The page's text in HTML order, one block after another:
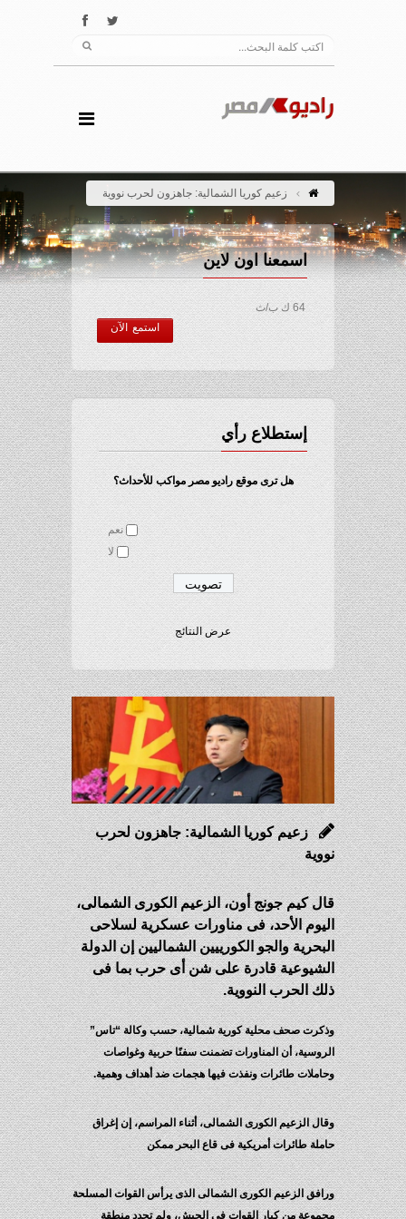
زعيم كوريا الشمالية: جاهزون لحرب نووية
اسمعنا اون لاين
64 ك ب/ث
استمع الآن
إستطلاع رأي
هل ترى موقع راديو مصر مواكب للأحداث؟
نعم
لا
عرض النتائج
زعيم كوريا الشمالية: جاهزون لحرب
نووية
قال كيم جونج أون، الزعيم الكورى الشمالى،
اليوم الأحد، فى مناورات عسكرية لسلاحى
البحرية والجو الكورييين الشماليين إن الدولة
الشيوعية قادرة على شن أى حرب بما فى
ذلك الحرب النووية.
وذكرت صحف محلية كورية شمالية، حسب وكالة “تاس”
الروسية، أن المناورات تضمنت سفنًا حربية وغواصات
وحاملات طائرات ونفذت فيها هجمات ضد أهداف وهمية.
وقال الزعيم الكورى الشمالى، أثناء المراسم، إن إغراق
حاملة طائرات أمريكية فى قاع البحر ممكن
ورافق الزعيم الكورى الشمالى الذى يرأس القوات المسلحة
مجموعة من كبار القوات فى الجيش، ولم تحدد منطقة